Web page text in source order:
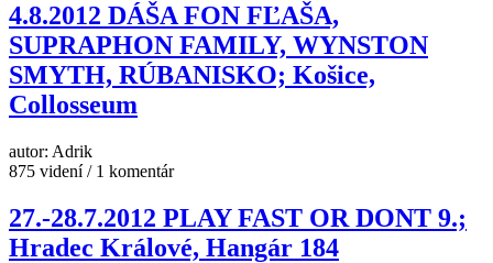
4.8.2012 DÁŠA FON FĽAŠA,
SUPRAPHON FAMILY, WYNSTON
SMYTH, RÚBANISKO; Košice,
Collosseum
autor: Adrik
875 videní / 1 komentár
27.-28.7.2012 PLAY FAST OR DONT 9.;
Hradec Králové, Hangár 184